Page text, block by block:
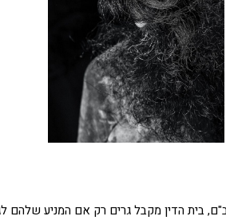
בית הדין מקבל גרים רק אם המניע שלהם